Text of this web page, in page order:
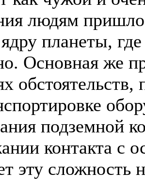
людям
планеты,
Основная же
подземной
контакта с
эту